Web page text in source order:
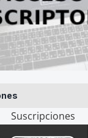
Suscripciones